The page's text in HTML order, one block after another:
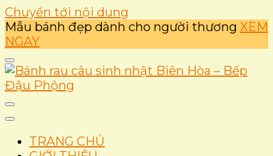
Chuyển tới nội dung
Mẫu bánh đẹp dành cho người thương XEM
NGAY
Bánh rau câu sinh nhật
TRANG CHỦ